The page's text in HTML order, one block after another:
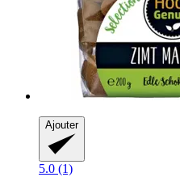
Ajouter
5.0 (1)